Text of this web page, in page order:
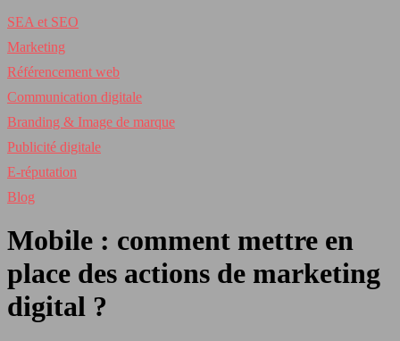
SEA et SEO
Marketing
Référencement web
Communication digitale
Branding & Image de marque
Publicité digitale
E-réputation
Blog
Mobile : comment mettre en
place des actions de marketing
digital ?